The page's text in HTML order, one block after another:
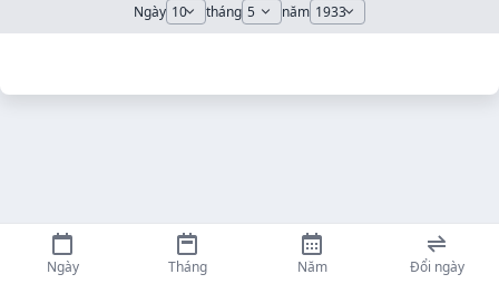
Ngày tháng năm
Ngày Tháng Năm Đổi ngày